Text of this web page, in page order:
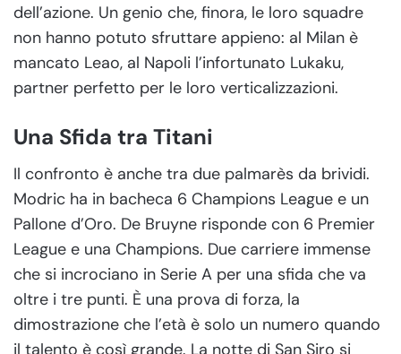
dell’azione. Un genio che, finora, le loro squadre
non hanno potuto sfruttare appieno: al Milan è
mancato Leao, al Napoli l’infortunato Lukaku,
partner perfetto per le loro verticalizzazioni.
Una Sfida tra Titani
Il confronto è anche tra due palmarès da brividi.
Modric ha in bacheca 6 Champions League e un
Pallone d’Oro. De Bruyne risponde con 6 Premier
League e una Champions. Due carriere immense
che si incrociano in Serie A per una sfida che va
oltre i tre punti. È una prova di forza, la
dimostrazione che l’età è solo un numero quando
il talento è così grande. La notte di San Siro si